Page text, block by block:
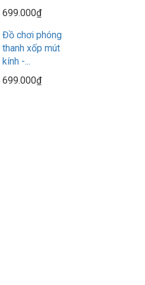
699.000₫
Đồ chơi phóng
thanh xốp mút
kính -...
699.000₫